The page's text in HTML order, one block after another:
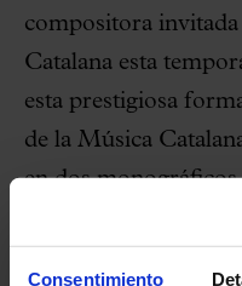
Consentimiento
compositora
Catalana esta
esta prestigiosa
de la Música
en dos
primera en un